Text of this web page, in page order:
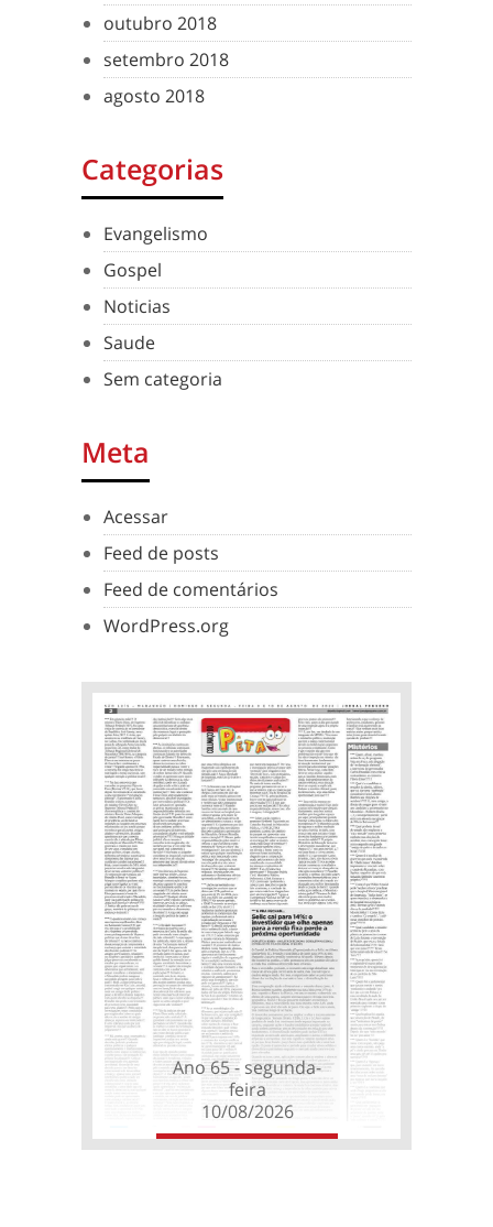
outubro 2018
setembro 2018
agosto 2018
Categorias
Evangelismo
Gospel
Noticias
Saude
Sem categoria
Meta
Acessar
Feed de posts
Feed de comentários
WordPress.org
Ano 65 - segunda-
feira
10/08/2026